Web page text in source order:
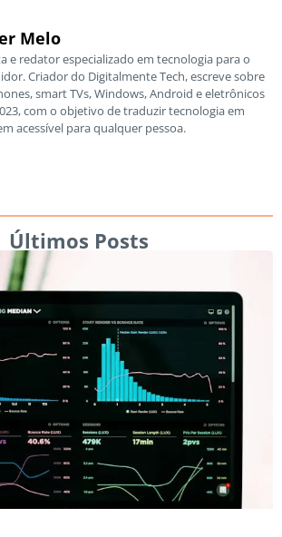
Melo
e redator especializado em tecnologia para o
Criador do Digitalmente Tech, escreve sobre
smart TVs, Windows, Android e eletrônicos
com o objetivo de traduzir tecnologia em
acessível para qualquer pessoa.
Últimos Posts